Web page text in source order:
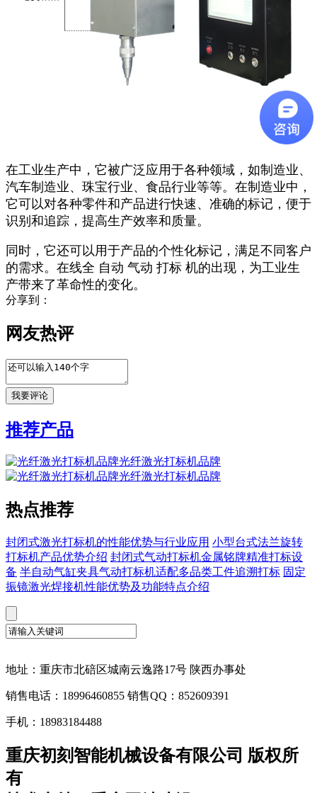
在工业生产中，它被广泛应用于各种领域，如制造业、
汽车制造业、珠宝行业、食品行业等等。在制造业中，
它可以对各种零件和产品进行快速、准确的标记，便于
识别和追踪，提高生产效率和质量。
同时，它还可以用于产品的个性化标记，满足不同客户
的需求。在线全 自动 气动 打标 机的出现，为工业生
产带来了革命性的变化。
分享到：
网友热评
推荐产品
光纤激光打标机品牌
光纤激光打标机品牌
热点推荐
封闭式激光打标机的性能优势与行业应用 小型台式法兰旋转
打标机产品优势介绍 封闭式气动打标机金属铭牌精准打标设
备 半自动气缸夹具气动打标机适配多品类工件追溯打标 固定
振镜激光焊接机性能优势及功能特点介绍
地址：重庆市北碚区城南云逸路17号 陕西办事处
销售电话：18996460855 销售QQ：852609391
手机：18983184488
重庆初刻智能机械设备有限公司 版权所
有